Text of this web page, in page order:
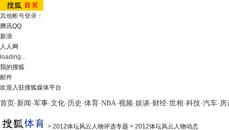
其他帐号登录：
腾讯QQ
新浪
人人网
loading...
我的搜狐
邮件
欢迎入驻搜狐媒体平台
首页-新闻-军事-文化-历史-体育-NBA-视频-娱谈-财经-世相-科技-汽车-房
> 2012体坛风云人物评选专题 > 2012体坛风云人物动态